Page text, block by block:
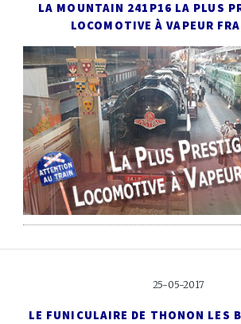
LA MOUNTAIN 241P16 LA PLUS
LOCOMOTIVE À VAPEUR
25-05-2017
LE FUNICULAIRE DE THONON LES